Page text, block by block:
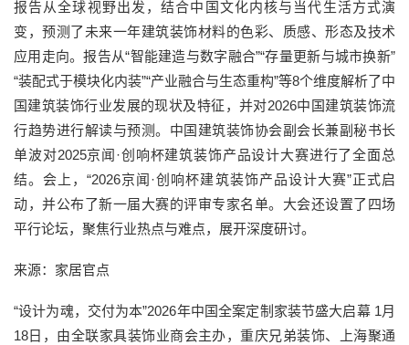
报告从全球视野出发，结合中国文化内核与当代生活方式演
变，预测了未来一年建筑装饰材料的色彩、质感、形态及技术
应用走向。报告从“智能建造与数字融合”“存量更新与城市换新”
“装配式于模块化内装”“产业融合与生态重构”等8个维度解析了中
国建筑装饰行业发展的现状及特征，并对2026中国建筑装饰流
行趋势进行解读与预测。中国建筑装饰协会副会长兼副秘书长
单波对2025京闻·创响杯建筑装饰产品设计大赛进行了全面总
结。会上，“2026京闻·创响杯建筑装饰产品设计大赛”正式启
动，并公布了新一届大赛的评审专家名单。大会还设置了四场
平行论坛，聚焦行业热点与难点，展开深度研讨。
来源：家居官点
“设计为魂，交付为本”2026年中国全案定制家装节盛大启幕 1月
18日，由全联家具装饰业商会主办，重庆兄弟装饰、上海聚通